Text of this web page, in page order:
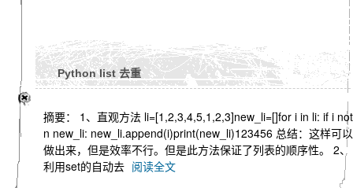
Python list 去重
摘要： 1、直观方法 li=[1,2,3,4,5,1,2,3]new_li=[]for i in li: if i
n new_li: new_li.append(i)print(new_li)123456 总结：这样可以
做出来，但是效率不行。但是此方法保证了列表的顺序性。 2、
利用set的自动去 阅读全文